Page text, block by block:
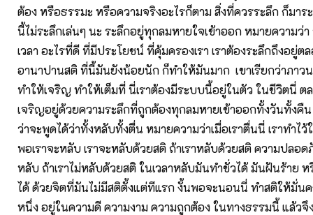
ต้อง หรือธรรมะ หรือความจริงอะไรก็ตาม สิ่งที่ควรระลึก ก็มาร
นี้ไม่ระลึกเล่นๆ นะ ระลึกอยู่ทุกลมหายใจเข้าออก หมายความว่
เวลา อะไรที่ดี ที่มีประโยชน์ ที่คุ้มครองเรา เราต้องระลึกถึงอยู่ตล
อานาปานสติ ที่นี้มันยังน้อยนัก ก็ทำให้มันมาก เขาเรียกว่าภาว
ทำให้เจริญ ทำให้เต็มที่ นี่เราต้องมีระบบนี้อยู่ในตัว ในชีวิตนี่ ต
เจริญอยู่ด้วยความระลึกที่ถูกต้องทุกลมหายเข้าออกทั้งวันทั้งคื
ว่าจะพูดได้ว่าทั้งหลับทั้งตื่น หมายความว่าเมื่อเราตื่นนี่ เราทำไ
พอเราจะหลับ เราจะหลับด้วยสติ ถ้าเราหลับด้วยสติ ความปลอด
หลับ ถ้าเราไม่หลับด้วยสติ ในเวลาหลับมันทำชั่วได้ มันฝันร้าย
ได้ ด้วยจิตที่มันไม่มีสติตั้งแต่ทีแรก งั้นพอจะนอนนี่ ทำสติให้มั่น
หนึ่ง อยู่ในความดี ความงาม ความถูกต้อง ในทางธรรมนี้ แล้ว